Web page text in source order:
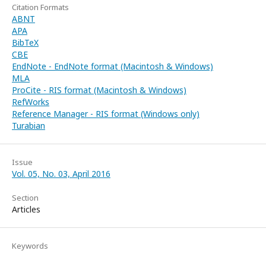
Citation Formats
ABNT
APA
BibTeX
CBE
EndNote - EndNote format (Macintosh & Windows)
MLA
ProCite - RIS format (Macintosh & Windows)
RefWorks
Reference Manager - RIS format (Windows only)
Turabian
Issue
Vol. 05, No. 03, April 2016
Section
Articles
Keywords